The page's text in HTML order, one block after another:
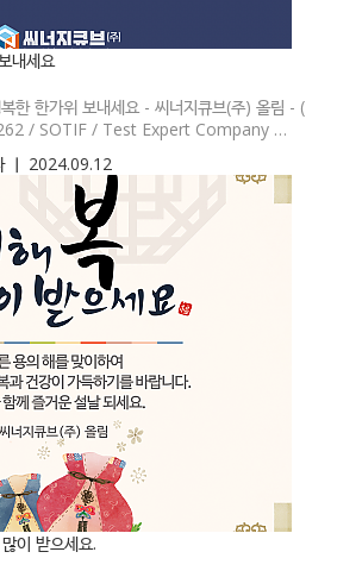
내세요
한 한가위 보내세요 - 씨너지큐브(주) 올림 - (
/ SOTIF / Test Expert Company …
ㅣ 2024.09.12
이 받으세요.